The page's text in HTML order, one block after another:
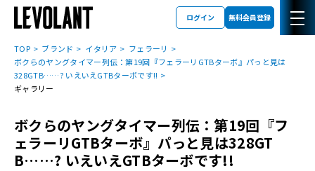
ログイン 無料会員登録
TOP ブランド イタリア
フェラーリ
ボクらのヤングタイマー列伝：第19回『フェラーリGTBターボ』パっと見は
328GTB……? いえいえGTBターボです!!
ギャラリー
ボクらのヤングタイマー列伝：第19回『フ
ェラーリGTBターボ』パっと見は328GT
B……? いえいえGTBターボです!!